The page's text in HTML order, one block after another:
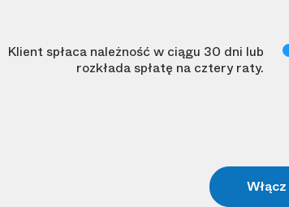
Klient spłaca należność w ciągu 30 dni lub
rozkłada spłatę na cztery raty.